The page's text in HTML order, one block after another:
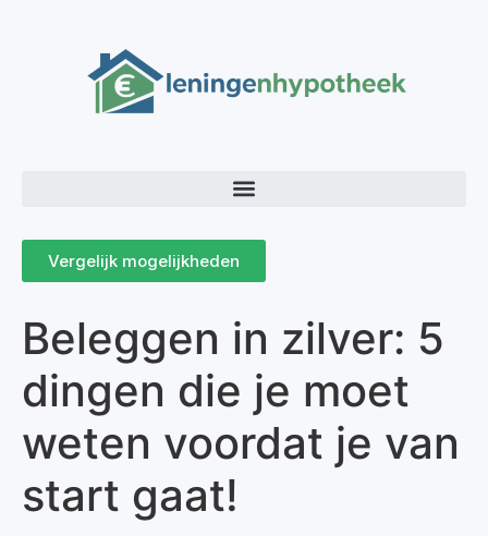
Vergelijk mogelijkheden
Beleggen in zilver: 5
dingen die je moet
weten voordat je van
start gaat!